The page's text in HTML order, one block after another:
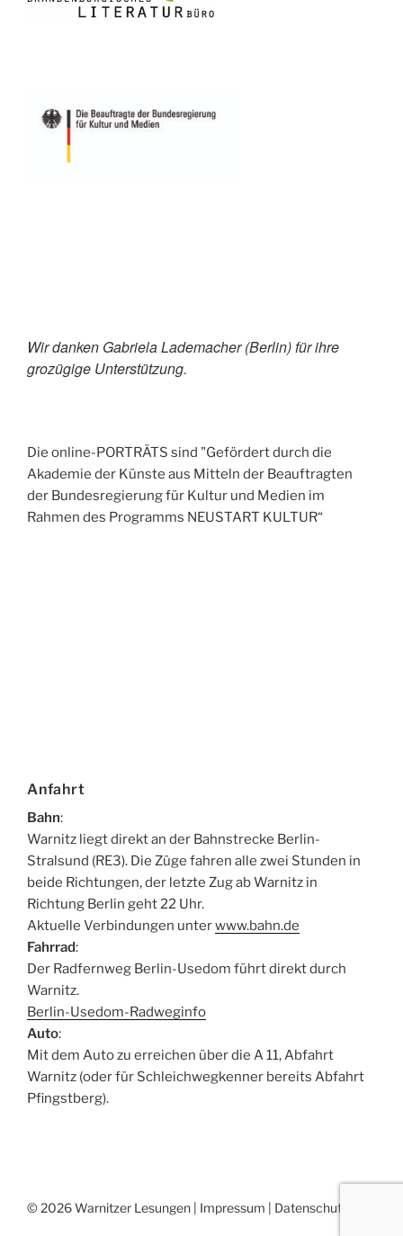
Wir danken Gabriela Lademacher (Berlin) für ihre
grozügige Unterstützung.
Die online-PORTRÄTS sind "Gefördert durch die
Akademie der Künste aus Mitteln der Beauftragten
der Bundesregierung für Kultur und Medien im
Rahmen des Programms NEUSTART KULTUR“
Anfahrt
Bahn:
Warnitz liegt direkt an der Bahnstrecke Berlin-
Stralsund (RE3). Die Züge fahren alle zwei Stunden in
beide Richtungen, der letzte Zug ab Warnitz in
Richtung Berlin geht 22 Uhr.
Aktuelle Verbindungen unterwww.bahn.de
Fahrrad:
Der Radfernweg Berlin-Usedom führt direkt durch
Warnitz.
Berlin-Usedom-Radweginfo
Auto:
Mit dem Auto zu erreichen über die A 11, Abfahrt
Warnitz (oder für Schleichwegkenner bereits Abfahrt
Pfingstberg).
© 2026 Warnitzer Lesungen | Impressum Datenschutz